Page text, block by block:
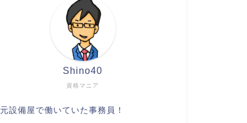
資格マニア
Shino40
元設備屋で働いていた事務員！